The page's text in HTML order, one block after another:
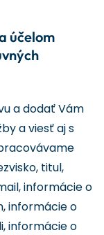
účelom
a dodať Vám
a viesť aj s
titul,
informácie o
informácie o
informácie o